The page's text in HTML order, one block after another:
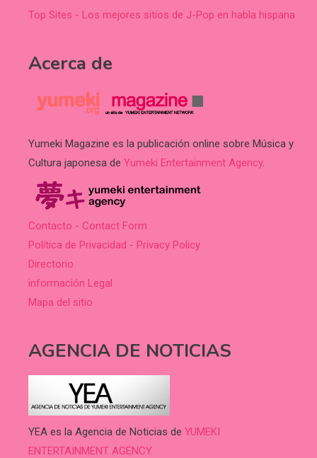
Top Sites - Los mejores sitios de J-Pop en habla hispana
Acerca de
Yumeki Magazine es la publicación online sobre Música y
Cultura japonesa de Yumeki Entertainment Agency.
Contacto - Contact Form
Política de Privacidad - Privacy Policy
Directorio
información Legal
Mapa del sitio
AGENCIA DE NOTICIAS
YEA es la Agencia de Noticias de YUMEKI
ENTERTAINMENT AGENCY.